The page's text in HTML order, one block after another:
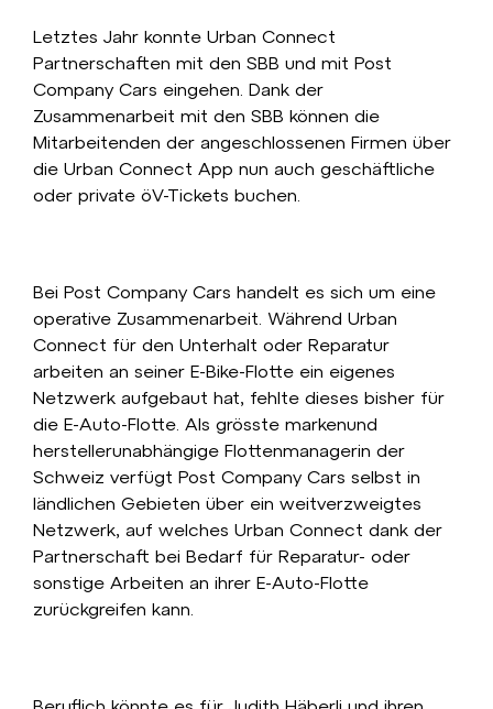
Letztes Jahr konnte Urban Connect
Partnerschaften mit den SBB und mit Post
Company Cars eingehen. Dank der
Zusammenarbeit mit den SBB können die
Mitarbeitenden der angeschlossenen Firmen über
die Urban Connect App nun auch geschäftliche
oder private öV-Tickets buchen.
Bei Post Company Cars handelt es sich um eine
operative Zusammenarbeit. Während Urban
Connect für den Unterhalt oder Reparatur
arbeiten an seiner E-Bike-Flotte ein eigenes
Netzwerk aufgebaut hat, fehlte dieses bisher für
die E-Auto-Flotte. Als grösste markenund
herstellerunabhängige Flottenmanagerin der
Schweiz verfügt Post Company Cars selbst in
ländlichen Gebieten über ein weitverzweigtes
Netzwerk, auf welches Urban Connect dank der
Partnerschaft bei Bedarf für Reparatur- oder
sonstige Arbeiten an ihrer E-Auto-Flotte
zurückgreifen kann.